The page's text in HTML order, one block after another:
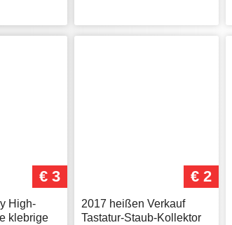
€ 3
High-
klebrige
€ 2
2017 heißen Verkauf
Tastatur-Staub-Kollektor